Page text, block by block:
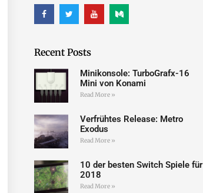
Recent Posts
Minikonsole: TurboGrafx-16
Mini von Konami
Read More »
Verfrühtes Release: Metro
Exodus
Read More »
10 der besten Switch Spiele für
2018
Read More »